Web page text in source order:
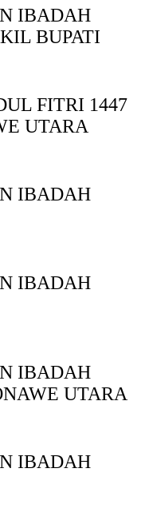
IBADAH
BUPATI
FITRI 1447
UTARA
IBADAH
IBADAH
IBADAH
UTARA
IBADAH